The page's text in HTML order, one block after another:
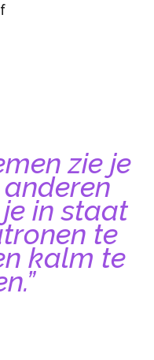
zie je
in staat
te
kalm te